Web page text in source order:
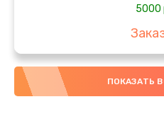
5000
Ремонт или
5000
ПОКАЗАТЬ